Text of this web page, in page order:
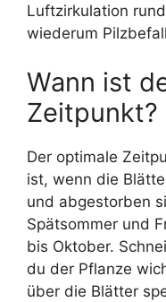
Luftzirkulation
wiederum
Wann ist
Zeitpunkt?
Der optimale
ist, wenn die
und abgestorben
Spätsommer und
bis Oktober.
du der Pflanze
über die Blätter